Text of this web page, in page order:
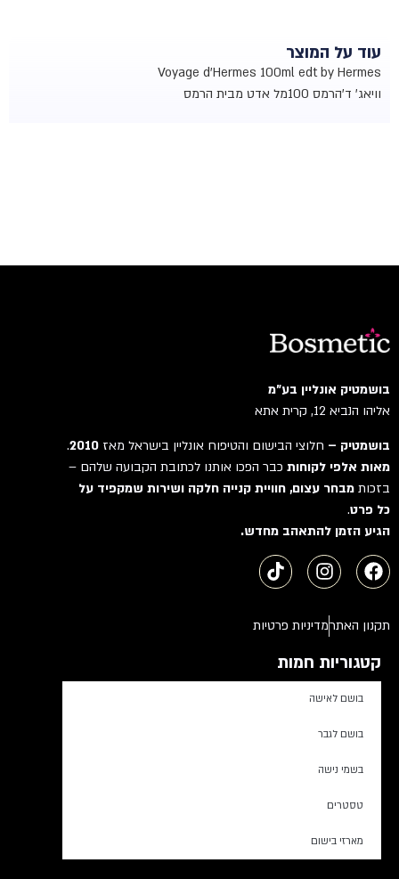
עוד על המוצר
Voyage d'Hermes 100ml edt by Hermes
וויאג' ד'הרמס 100מל אדט מבית הרמס
בושמטיק אונליין בע"מ
אליהו הנביא 12, קרית אתא
בושמטיק –חלוצי הבישום והטיפוח אונליין בישראל מאז2010
.
מאות אלפי לקוחותכבר הפכו אותנו לכתובת הקבועה שלהם –
בזכותמבחר עצום, חוויית קנייה חלקה ושירות שמקפיד על
כל פרט.
הגיע הזמן להתאהב מחדש.
תקנון האתרמדיניות פרטיות
קטגוריות חמות
בושם לאישה
בושם לגבר
בשמי נישה
טסטרים
מארזי בישום